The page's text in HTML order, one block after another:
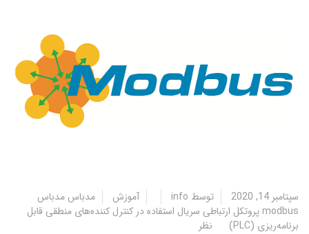
سپتامبر 14, 2020 توسط info آموزش
مدباس مدباس
modbus پروتکل ارتباطی سریال استفاده در کنترل کننده‌های منطقی قابل
برنامه‌ریزی (PLC)
نظر